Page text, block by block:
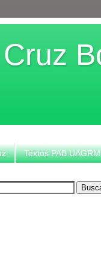
Textos PAB UAGRM